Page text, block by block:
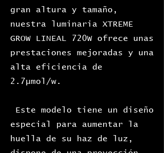
gran altura y tamaño,
nuestra luminaria XTREME
GROW LINEAL 720W ofrece unas
prestaciones mejoradas y una
alta eficiencia de
2.7µmol/w.
Este modelo tiene un diseño
especial para aumentar la
huella de su haz de luz,